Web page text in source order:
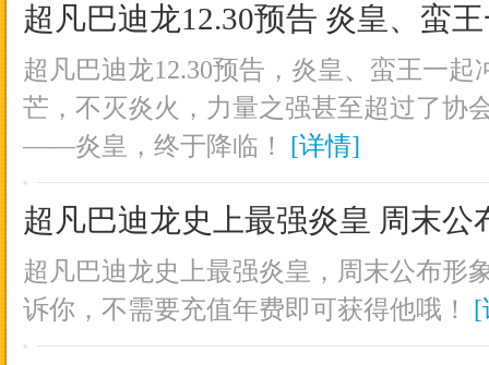
超凡巴迪龙12.30预告 炎皇、蛮
超凡巴迪龙12.30预告，炎皇、蛮王一起
芒，不灭炎火，力量之强甚至超过了协
——炎皇，终于降临！
[详情]
超凡巴迪龙史上最强炎皇 周末公
超凡巴迪龙史上最强炎皇，周末公布形
诉你，不需要充值年费即可获得他哦！
[